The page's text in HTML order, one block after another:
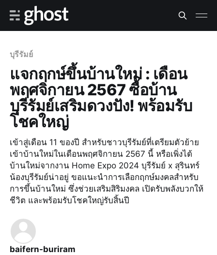
บุรีรัมย์
แจกฤกษ์ขึ้นบ้านใหม่ : เดือน
พฤศจิกายน 2567 ซื้อบ้าน
บุรีรัมย์เสริมดวงปัง! พร้อมรับ
โชคใหญ่
เข้าสู่เดือน 11 ของปี สำหรับชาวบุรีรัมย์ที่เตรียมตัวย้าย
เข้าบ้านใหม่ในเดือนพฤศจิกายน 2567 นี้ หรือเพิ่งได้
บ้านใหม่จากงาน Home Expo 2024 บุรีรัมย์ x สุรินทร์
น้องบุรีรัมย์น่าอยู่ ขอแนะนำการเลือกฤกษ์มงคลสำหรับ
การขึ้นบ้านใหม่ ซึ่งช่วยเสริมสิริมงคล เปิดรับพลังบวกให้
ชีวิต และพร้อมรับโชคใหญ่รับสิ้นปี
baifern-buriram